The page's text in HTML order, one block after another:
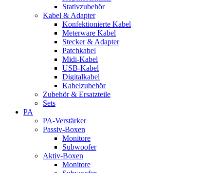
Stativzubehör
Kabel & Adapter
Konfektionierte Kabel
Meterware Kabel
Stecker & Adapter
Patchkabel
Midi-Kabel
USB-Kabel
Digitalkabel
Kabelzubehör
Zubehör & Ersatzteile
Sets
PA
PA-Verstärker
Passiv-Boxen
Monitore
Subwoofer
Aktiv-Boxen
Monitore